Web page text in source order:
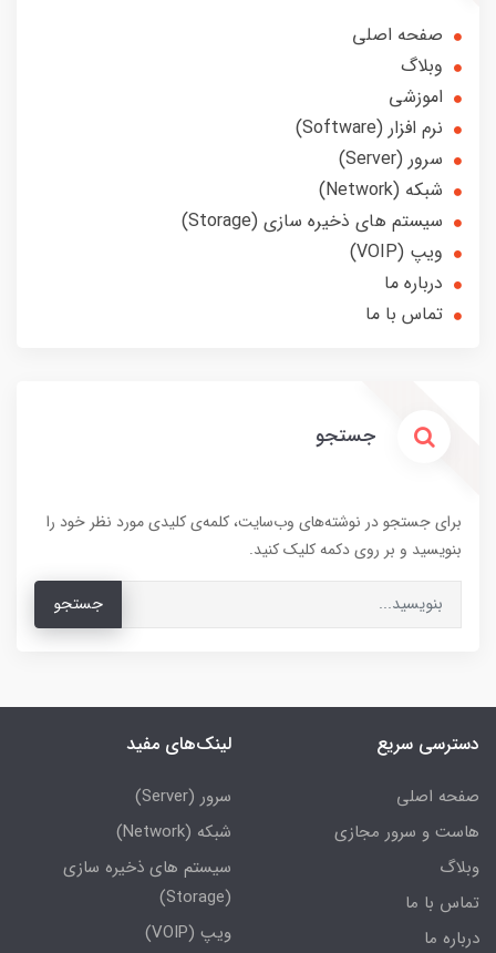
صفحه اصلی
وبلاگ
اموزشی
نرم افزار (Software)
سرور (Server)
شبکه (Network)
سیستم های ذخیره سازی (Storage)
ویپ (VOIP)
درباره ما
تماس با ما
جستجو
برای جستجو در نوشته‌های وب‌سایت، کلمه‌ی کلیدی مورد نظر خود را
بنویسید و بر روی دکمه کلیک کنید.
جستجو
دسترسی سریع
صفحه اصلی
هاست و سرور مجازی
وبلاگ
تماس با ما
درباره ما
لینک‌های مفید
سرور (Server)
شبکه (Network)
سیستم های ذخیره سازی
(Storage)
ویپ (VOIP)